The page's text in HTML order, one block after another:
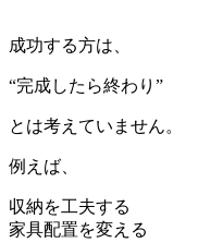
成功する方は、
“完成したら終わり”
とは考えていません。
例えば、
収納を工夫する
家具配置を変える